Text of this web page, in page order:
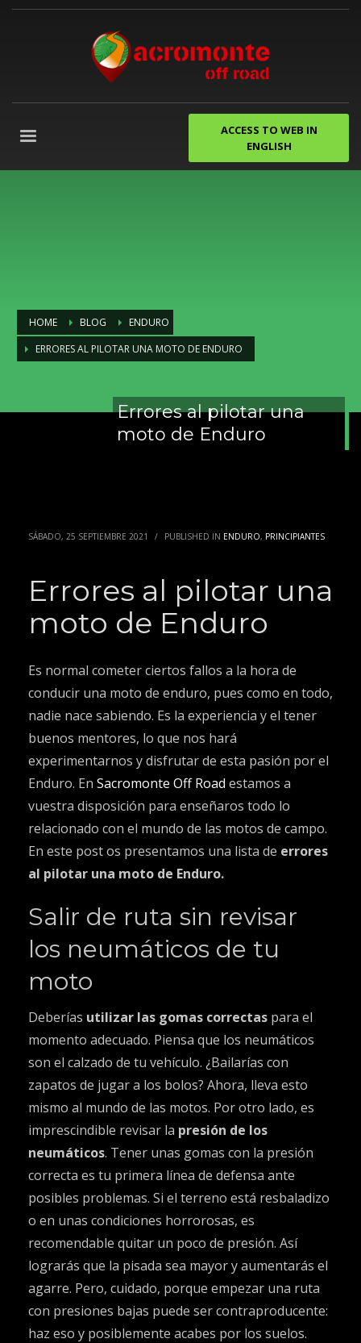
ACCESS TO WEB IN
ENGLISH
HOME BLOG
ENDURO
ERRORES AL PILOTAR UNA MOTO DE ENDURO
Errores al pilotar una
moto de Enduro
gijon
Marketing
Digital
Granada
SÁBADO, 25 SEPTIEMBRE 2021 / PUBLISHED IN ENDURO, PRINCIPIANTES
Errores al pilotar una
moto de Enduro
Es normal cometer ciertos fallos a la hora de
conducir una moto de enduro, pues como en todo,
nadie nace sabiendo. Es la experiencia y el tener
buenos mentores, lo que nos hará
experimentarnos y disfrutar de esta pasión por el
Enduro. En Sacromonte Off Road estamos a
vuestra disposición para enseñaros todo lo
relacionado con el mundo de las motos de campo.
En este post os presentamos una lista de errores
al pilotar una moto de Enduro.
Salir de ruta sin revisar
los neumáticos de tu
moto
Deberías utilizar las gomas correctas para el
momento adecuado. Piensa que los neumáticos
son el calzado de tu vehículo. ¿Bailarías con
zapatos de jugar a los bolos? Ahora, lleva esto
mismo al mundo de las motos. Por otro lado, es
imprescindible revisar la presión de los
neumáticos. Tener unas gomas con la presión
correcta es tu primera línea de defensa ante
posibles problemas. Si el terreno está resbaladizo
o en unas condiciones horrorosas, es
recomendable quitar un poco de presión. Así
lograrás que la pisada sea mayor y aumentarás el
agarre. Pero, cuidado, porque empezar una ruta
con presiones bajas puede ser contraproducente:
haz eso y posiblemente acabes por los suelos.